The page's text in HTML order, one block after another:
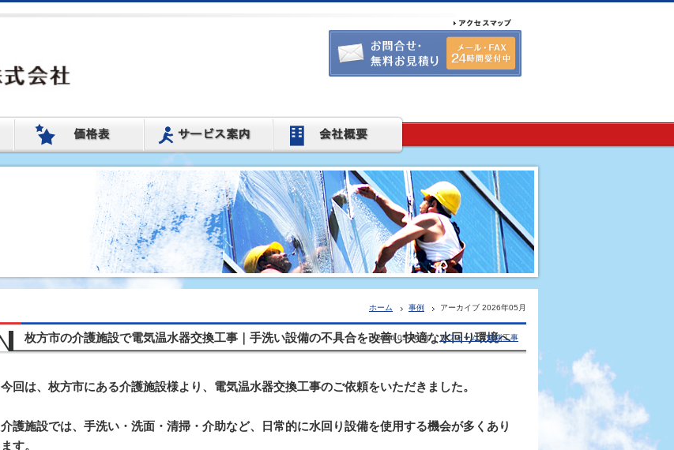
ホーム 事例 アーカイブ 2026年05月
枚方市の介護施設で電気温水器交換工事｜手洗い設備の不具合を改善し快適な水回り環境へ
2026.05.25 |リフォーム・修繕工事
今回は、 枚方市にある介護施設様より、電気温水器交換工事のご依頼をいただきました。
介護施設では、手洗い・洗面・清掃・介助など、日常的に水回り設備を使用する機会が多くあり
ます。